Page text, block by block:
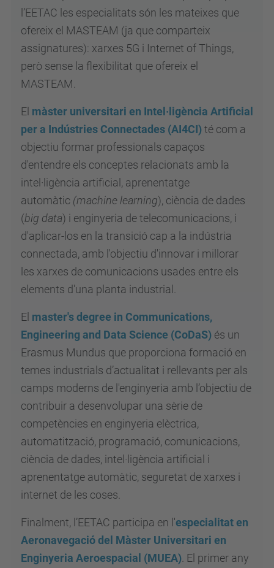
l’EETAC les especialitats són les mateixes que
ofereix el MASTEAM (ja que comparteix
assignatures): xarxes 5G i Internet of Things,
però sense la flexibilitat que ofereix el
MASTEAM.
El màster universitari en Intel·ligència Artificial
per a Indústries Connectades (AI4CI)té com a
objectiu formar professionals capaços
d'entendre els conceptes relacionats amb la
intel·ligència artificial, aprenentatge
automàtic (machine learning), ciència de dades
(big data) i enginyeria de telecomunicacions, i
d'aplicar-los en la transició cap a la indústria
connectada, amb l'objectiu d'innovar i millorar
les xarxes de comunicacions usades entre els
elements d'una planta industrial.
El master's degree in Communications,
Engineering and Data Science (CoDaS) és un
Erasmus Mundus que proporciona formació en
temes industrials d’actualitat i rellevants per als
camps moderns de l'enginyeria amb l’objectiu de
contribuir a desenvolupar una sèrie de
competències en enginyeria elèctrica,
automatització, programació, comunicacions,
ciència de dades, intel·ligència artificial i
aprenentatge automàtic, seguretat de xarxes i
internet de les coses.
Finalment, l’EETAC participa en l'especialitat en
Aeronavegació del Màster Universitari en
Enginyeria Aeroespacial (MUEA) . El primer any